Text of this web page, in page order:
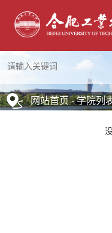
网站首页-学院列